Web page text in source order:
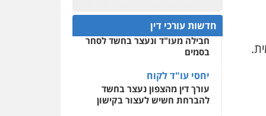
פלילי פשיעה חמורה
מעצרים וחקירות
0505212444
עו"ד אסף גונן
פלילי פשע חמור תעבורה
צבא מעצרים וחקירות
0522508109
אחסון אתרים
לעורכי דין
חדשות עורכי דין
חפץ חשוד
עצור בתיק ניסיון רצח קיבל
חבילה מעו"ד ונעצר בחשד לסחר
בסמים
יחסי עו"ד לקוח
עורך דין מהצפון נעצר בחשד
להברחת חשיש לעצור בקישון